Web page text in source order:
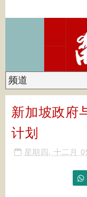
新加坡政府
计划
星期四, 十二月